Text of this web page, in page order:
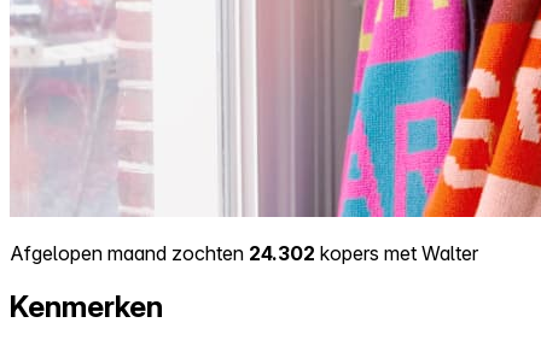
Afgelopen maand zochten 24.302 kopers met Walter
Kenmerken